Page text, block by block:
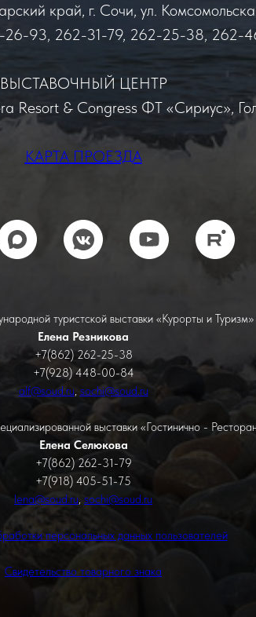
край, г. Сочи, ул.
26-93, 262-31-79, 262-25-38, 262-
ВЫСТАВОЧНЫЙ ЦЕНТР
Resort & Congress ФТ «Сириус»,
КАРТА ПРОЕЗДА
туристской выставки «Курорты и Туризм»
Елена Резникова
+7(862) 262-25-38
+7(928) 448-00-84
alf@soud.ru, sochi@soud.ru
выставки «Гостинично -
Елена Селюкова
+7(862) 262-31-79
+7(918) 405-51-75
lena@soud.ru, sochi@soud.ru
персональных данных пользователей
Свидетельство товарного знака